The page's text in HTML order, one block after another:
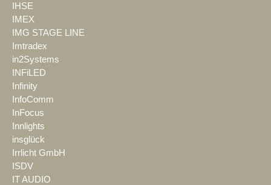
IHSE
IMEX
IMG STAGE LINE
Imtradex
in2Systems
INFiLED
Infinity
InfoComm
InFocus
Innlights
insglück
Irrlicht GmbH
ISDV
IT AUDIO